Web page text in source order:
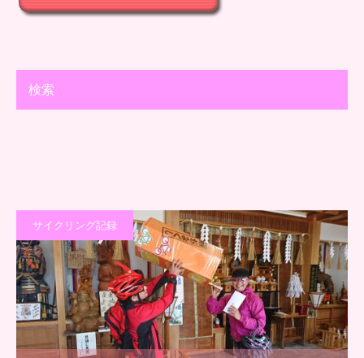
検索
サイクリング記録